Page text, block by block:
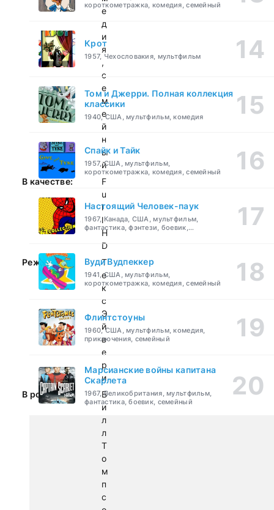
е
д
и
я
,
с
е
м
е
й
н
ы
й
В качестве:
F
u
l
l
H
D
Режиссер:
Т
е
к
с
Э
й
в
е
р
и
В ролях:
Б
и
л
л
Т
о
м
п
с
короткометражка, комедия, семейный
Крот
1957, Чехословакия, мультфильм
Том и Джерри. Полная коллекция
классики
1940, США, мультфильм, комедия
Спайк и Тайк
1957, США, мультфильм,
короткометражка, комедия, семейный
Настоящий Человек-паук
1967, Канада, США, мультфильм,
фантастика, фэнтези, боевик,
приключения, семейный
Вуди Вудпеккер
1941, США, мультфильм,
короткометражка, комедия, семейный
Флинтстоуны
1960, США, мультфильм, комедия,
приключения, семейный
Марсианские войны капитана
Скарлета
1967, Великобритания, мультфильм,
фантастика, боевик, семейный